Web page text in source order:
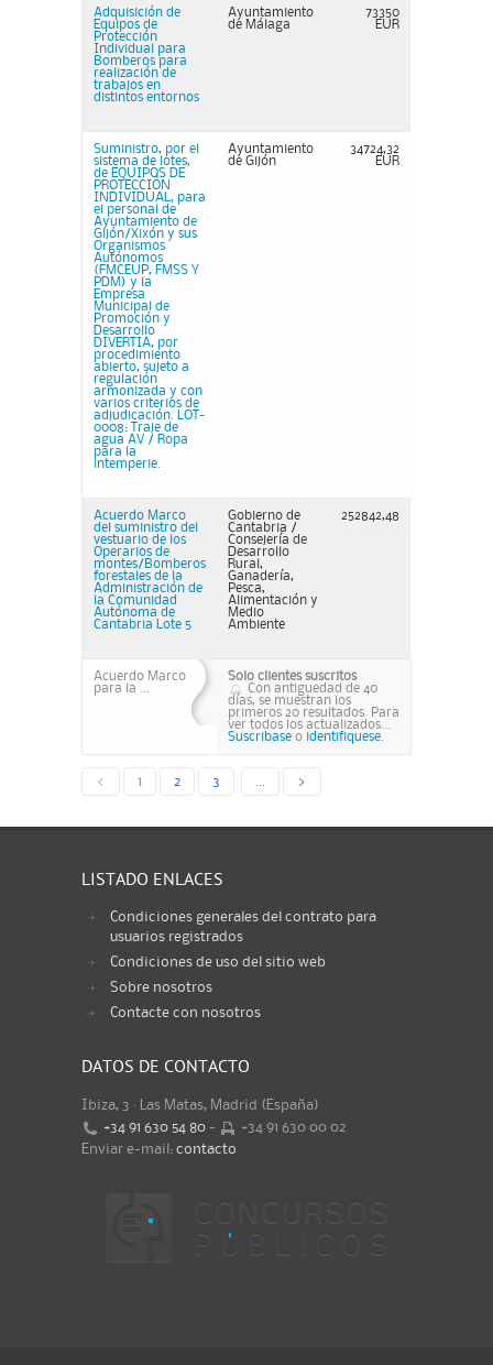
Adquisición de
Equipos de
Protección
Individual para
Bomberos para
realización de
trabajos en
distintos entornos
Ayuntamiento
de Málaga
73350
EUR
Suministro, por el
sistema de lotes,
de EQUIPOS DE
PROTECCIÓN
INDIVIDUAL, para
el personal de
Ayuntamiento de
Gijón/Xixón y sus
Organismos
Autónomos
(FMCEUP, FMSS Y
PDM) y la
Empresa
Municipal de
Promoción y
Desarrollo
DIVERTIA, por
procedimiento
abierto, sujeto a
regulación
armonizada y con
varios criterios de
adjudicación. LOT-
0008: Traje de
agua AV / Ropa
para la
intemperie.
Ayuntamiento
de Gijón
34724,32
EUR
Acuerdo Marco
del suministro del
vestuario de los
Operarios de
montes/Bomberos
forestales de la
Administración de
la Comunidad
Autónoma de
Cantabria Lote 5
Gobierno de
Cantabria /
Consejería de
Desarrollo
Rural,
Ganadería,
Pesca,
Alimentación y
Medio
Ambiente
252842,48
Acuerdo Marco
para la ...
Solo clientes suscritos
Con antiguedad de 40
días, se muestran los
primeros 20 resultados. Para
ver todos los actualizados...
Suscribase o identifiquese.
< 1 2 3 >
LISTADO ENLACES
Condiciones generales del contrato para
usuarios registrados
Condiciones de uso del sitio web
Sobre nosotros
Contacte con nosotros
DATOS DE CONTACTO
Ibiza, 3 · Las Matas, Madrid (España)
+34 91 630 54 80 -
+34 91 630 00 02
Enviar e-mail: contacto